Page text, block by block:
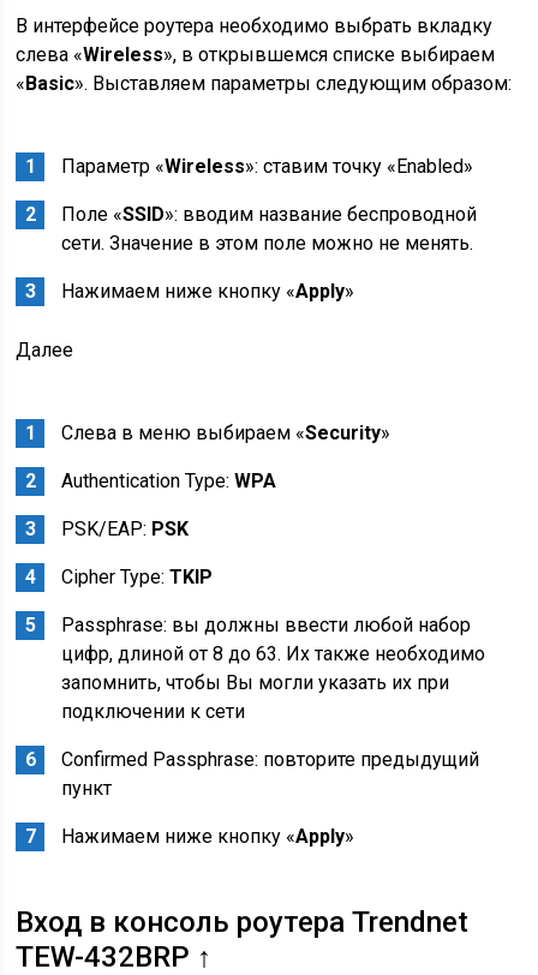
В интерфейсе роутера необходимо выбрать вкладку
слева «Wireless», в открывшемся списке выбираем
«Basic». Выставляем параметры следующим образом:
Параметр «Wireless»: ставим точку «Enabled»
Поле «SSID»: вводим название беспроводной
сети. Значение в этом поле можно не менять.
Нажимаем ниже кнопку «Apply»
Далее
Слева в меню выбираем «Security»
Authentication Type:WPA
PSK/EAP: PSK
Cipher Type:TKIP
Passphrase: вы должны ввести любой набор
цифр, длиной от 8 до 63. Их также необходимо
запомнить, чтобы Вы могли указать их при
подключении к сети
Confirmed Passphrase: повторите предыдущий
пункт
Нажимаем ниже кнопку «Apply»
Вход в консоль роутера Trendnet
TEW-432BRP ↑